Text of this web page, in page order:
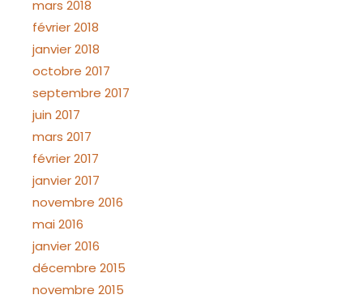
mars 2018
février 2018
janvier 2018
octobre 2017
septembre 2017
juin 2017
mars 2017
février 2017
janvier 2017
novembre 2016
mai 2016
janvier 2016
décembre 2015
novembre 2015